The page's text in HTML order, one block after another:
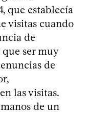
que establecía
visitas cuando
de
ser muy
de
las visitas.
de un